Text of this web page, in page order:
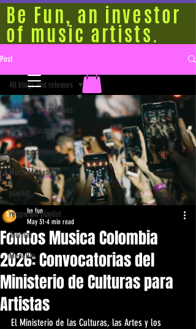
Be Fun, an investor
of music artists.
Post
All blogs and releases
Music Industry
orange economy
Music Marketing
playlist
reggaeton playlist
Tourism
Medellín
All blogs and releases
Fondos Musica Colombia
2026: Convocatorias del
Ministerio de Culturas para
Artistas
be fun
May 31 4 min read
El Ministerio de las Culturas, las Artes y los